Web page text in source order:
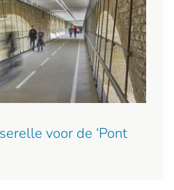
voor de ‘Pont